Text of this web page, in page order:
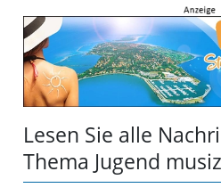
Lesen Sie alle
Thema Jugend